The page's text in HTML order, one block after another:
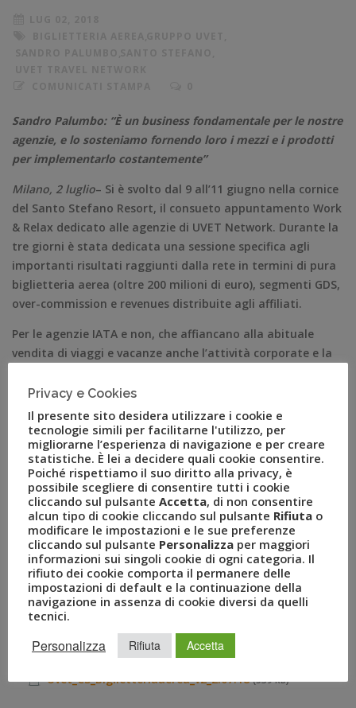
Sandro Palumbo: “È un business fondamentale per le nostre
agenzie, e lo sosteniamo fornendo loro i mezzi e i prodotti
per implementarlo costantemente”
Milano, 2 luglio– Si è svolto dal 9 all’11 giugno nella cornice
del Santo Stefano Resort, il consueto appuntamento Work
& Relax dedicato alle agenzie di UVET Network. Durante la
tre giorni è stata dedicata una sessione specifica agli
importanti risultati raggiunti dalla rete in termini di pura
biglietteria aerea (oltre 200 milioni di euro), segmenti GDS,
over-commission e revenues distribuite agli affiliati.
Per le agenzie IATA e non, che affiancano alla abituale
vendita di viaggi e vacanze anche l’attività corporate e la
produzione contestualmente realizzata da UVET GBT,
consentono al Network di essere un punto di riferimento
indiscusso del mercato corporate.
Durante la sessione Sandro Palumbo – business travel
manager diUvetTravel Network – ha avuto modo di
ricordare l’ampia gamma di prodotti e servizi a
disposizione del network, dalla piattaformaAlter Ego per
le agenzie non IATA, tramite la quale poter avere accesso
anche al vasto portfolio di tariffe negoziate per il Network,
tool BIZ Travelche viene rilasciato alle agenzie sul
territorio per dialogare in modalità self-booking con le
proprie aziende clienti in ambito corporate.
Allegati
Uvet_CS_Biglietteriaaerea_v2_2.07.18 (539 kB)
Privacy e Cookies
Il presente sito desidera utilizzare i cookie e
tecnologie simili per facilitarne l'utilizzo, per
migliorarne l’esperienza di navigazione e per creare
statistiche. È lei a decidere quali cookie consentire.
Poiché rispettiamo il suo diritto alla privacy, è
possibile scegliere di consentire tutti i cookie
cliccando sul pulsante Accetta, di non consentire
alcun tipo di cookie cliccando sul pulsante Rifiuta o
modificare le impostazioni e le sue preferenze
cliccando sul pulsante Personalizza per maggiori
informazioni sui singoli cookie di ogni categoria. Il
rifiuto dei cookie comporta il permanere delle
impostazioni di default e la continuazione della
navigazione in assenza di cookie diversi da quelli
tecnici.
Personalizza Rifiuta Accetta